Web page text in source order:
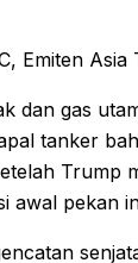
Emiten Asia
dan gas
tanker
Trump
awal pekan